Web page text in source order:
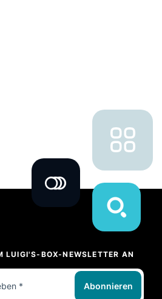
LUIGI'S-BOX-NEWSLETTER AN
Abonnieren